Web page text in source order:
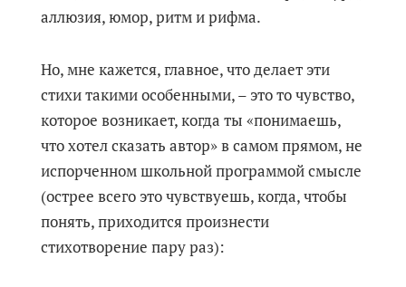
аллюзия, юмор, ритм и рифма.
Но, мне кажется, главное, что делает эти
стихи такими особенными, – это то чувство,
которое возникает, когда ты «понимаешь,
что хотел сказать автор» в самом прямом, не
испорченном школьной программой смысле
(острее всего это чувствуешь, когда, чтобы
понять, приходится произнести
стихотворение пару раз):